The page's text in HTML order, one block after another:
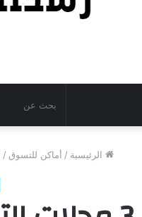
الرئيسية / أماكن للتسوق /